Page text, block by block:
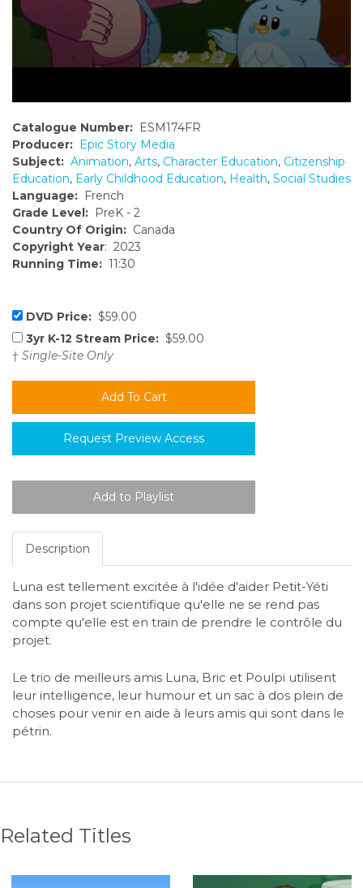
Catalogue Number: ESM174FR
Producer: Epic Story Media
Subject: Animation, Arts, Character Education, Citizenship
Education, Early Childhood Education, Health, Social Studies
Language: French
Grade Level: PreK - 2
Country Of Origin: Canada
Copyright Year: 2023
Running Time: 11:30
DVD Price: $59.00
3yr K-12 Stream Price: $59.00
† Single-Site Only
Request Preview Access
Description
Luna est tellement excitée à l'idée d'aider Petit-Yéti
dans son projet scientifique qu'elle ne se rend pas
compte qu'elle est en train de prendre le contrôle du
projet.
Le trio de meilleurs amis Luna, Bric et Poulpi utilisent
leur intelligence, leur humour et un sac à dos plein de
choses pour venir en aide à leurs amis qui sont dans le
pétrin.
Related Titles